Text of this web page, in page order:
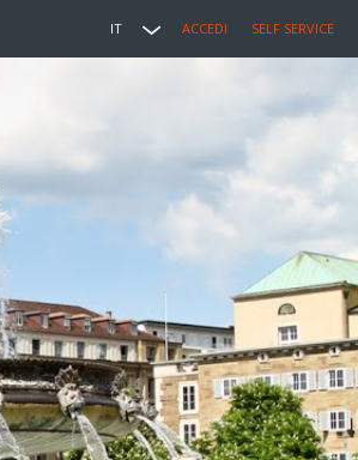
IT ACCEDI SELF SERVICE